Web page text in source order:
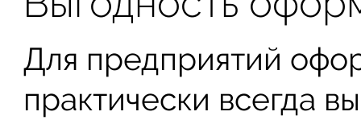
Для предприятий
практически всегда